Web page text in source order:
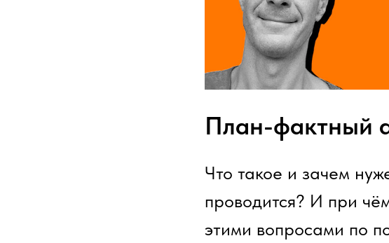
План-фактный
Что такое и зачем
проводится? И при
этими вопросами по